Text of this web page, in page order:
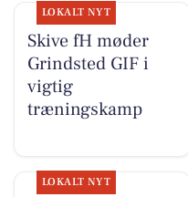
LOKALT NYT
Skive fH møder
Grindsted GIF i
vigtig
træningskamp
LOKALT NYT